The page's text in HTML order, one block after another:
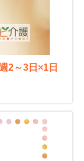
2～3日×1日